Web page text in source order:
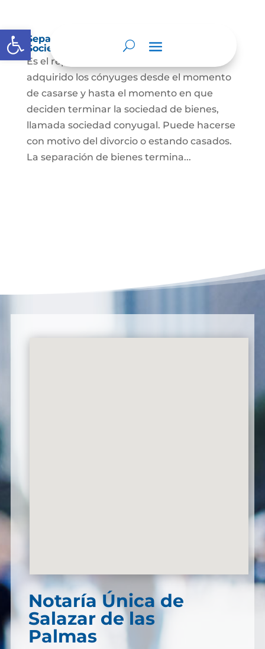
Abrir barra de herramientas
Separación de Bienes o Liquidación de
Sociedad Conyugal
Es el reparto de los bienes que han
adquirido los cónyuges desde el momento
de casarse y hasta el momento en que
deciden terminar la sociedad de bienes,
llamada sociedad conyugal. Puede hacerse
con motivo del divorcio o estando casados.
La separación de bienes termina...
Notaría Única de
Salazar de las
Palmas